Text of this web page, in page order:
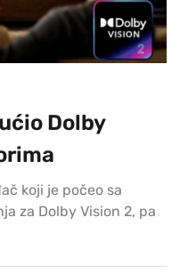
Dolby
koji je počeo sa
za Dolby Vision 2, pa